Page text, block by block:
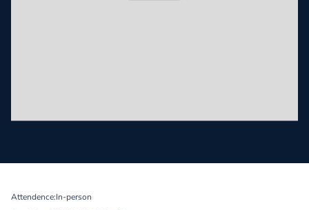
Attendence:In-person